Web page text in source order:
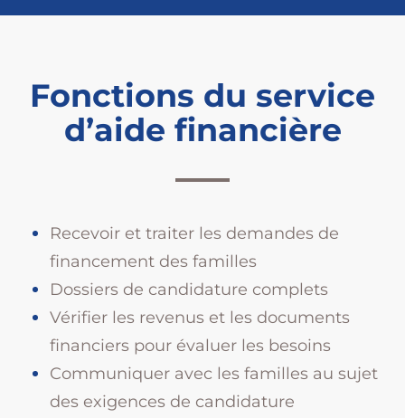
Fonctions du service
d’aide financière
Recevoir et traiter les demandes de
financement des familles
Dossiers de candidature complets
Vérifier les revenus et les documents
financiers pour évaluer les besoins
Communiquer avec les familles au sujet
des exigences de candidature